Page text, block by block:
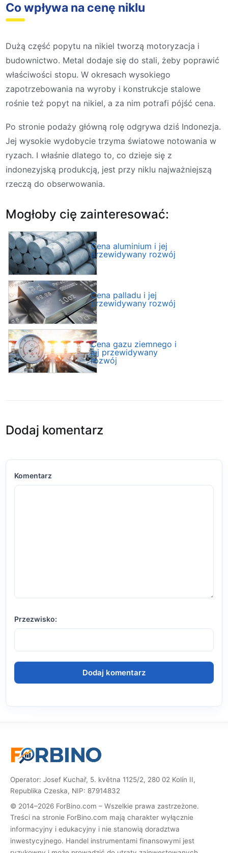
Co wpływa na cenę niklu
Dużą część popytu na nikiel tworzą motoryzacja i
budownictwo. Metal dodaje się do stali, żeby poprawić
właściwości stopu. W okresach wysokiego
zapotrzebowania na wyroby i konstrukcje stalowe
rośnie też popyt na nikiel, a za nim potrafi pójść cena.
Po stronie podaży główną rolę odgrywa dziś Indonezja.
Jej wysokie wydobycie trzyma światowe notowania w
ryzach. I właśnie dlatego to, co dzieje się z
indonezyjską produkcją, jest przy niklu najważniejszą
rzeczą do obserwowania.
Mogłoby cię zainteresować:
Cena aluminium i jej
przewidywany rozwój
Cena palladu i jej
przewidywany rozwój
Cena gazu ziemnego i
jej przewidywany
rozwój
Dodaj komentarz
Komentarz
Przezwisko:
Operator: Josef Kuchař, 5. května 1125/2, 280 02 Kolín II,
Republika Czeska, NIP: 87914832
© 2014–2026 ForBino.com – Wszelkie prawa zastrzeżone.
Treści na stronie ForBino.com mają charakter wyłącznie
informacyjny i edukacyjny i nie stanowią doradztwa
inwestycyjnego. Handel instrumentami finansowymi jest